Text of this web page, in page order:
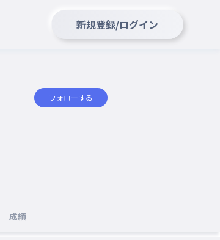
新規登録/ログイン
フォローする
成績